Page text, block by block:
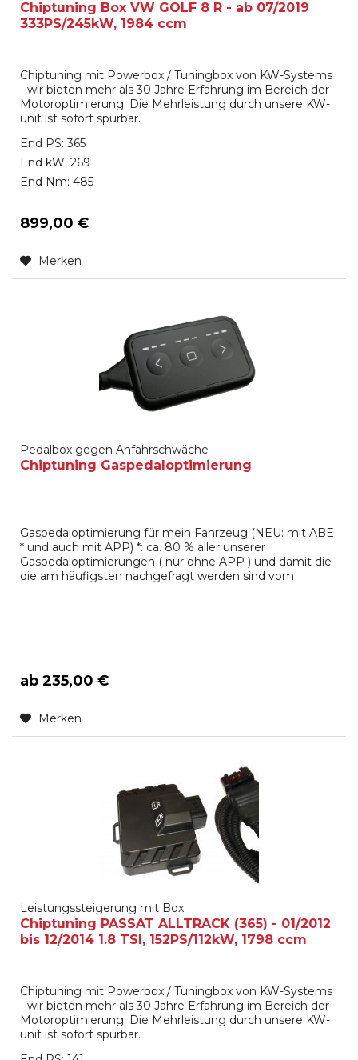
Chiptuning Box VW GOLF 8 R - ab 07/2019
333PS/245kW, 1984 ccm
Chiptuning mit Powerbox / Tuningbox von KW-Systems
- wir bieten mehr als 30 Jahre Erfahrung im Bereich der
Motoroptimierung. Die Mehrleistung durch unsere KW-
unit ist sofort spürbar.
End PS: 365
End kW: 269
End Nm: 485
899,00 €
Merken
Pedalbox gegen Anfahrschwäche
Chiptuning Gaspedaloptimierung
Gaspedaloptimierung für mein Fahrzeug (NEU: mit ABE
* und auch mit APP) *: ca. 80 % aller unserer
Gaspedaloptimierungen ( nur ohne APP ) und damit die
die am häufigsten nachgefragt werden sind vom
ab 235,00 €
Merken
Leistungssteigerung mit Box
Chiptuning PASSAT ALLTRACK (365) - 01/2012
bis 12/2014 1.8 TSI, 152PS/112kW, 1798 ccm
Chiptuning mit Powerbox / Tuningbox von KW-Systems
- wir bieten mehr als 30 Jahre Erfahrung im Bereich der
Motoroptimierung. Die Mehrleistung durch unsere KW-
unit ist sofort spürbar.